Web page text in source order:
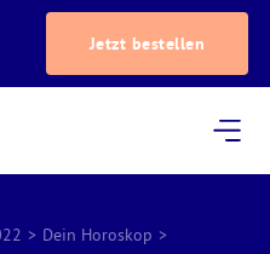
Jetzt bestellen
> Dein Horoskop >